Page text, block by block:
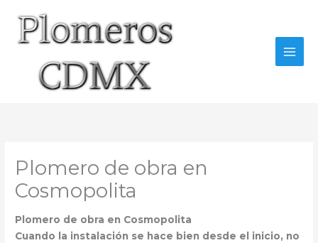
contenido
Plomero de obra en
Cosmopolita
Plomero de obra en Cosmopolita
Cuando la instalación se hace bien desde el inicio, no